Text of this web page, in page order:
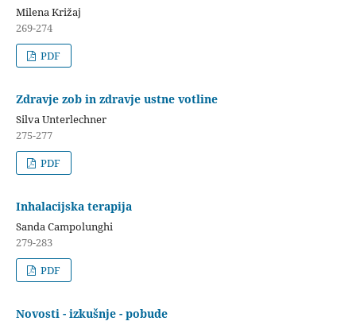
Milena Križaj
269-274
PDF
Zdravje zob in zdravje ustne votline
Silva Unterlechner
275-277
PDF
Inhalacijska terapija
Sanda Campolunghi
279-283
PDF
Novosti - izkušnje - pobude